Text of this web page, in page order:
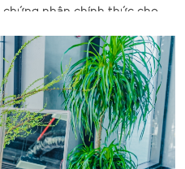
chứng nhận chính thức cho
quy trình ẩm thực đạt chuẩn